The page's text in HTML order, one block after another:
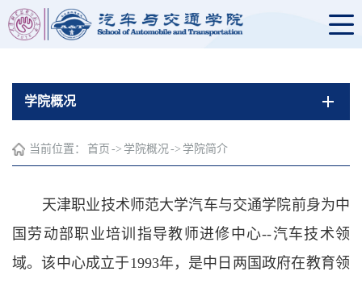
学院概况
当前位置： 首页 -> 学院概况-> 学院简介
天津职业技术师范大学汽车与交通学院前身为中
国劳动部职业培训指导教师进修中心--汽车技术领
域。该中心成立于1993年，是中日两国政府在教育领